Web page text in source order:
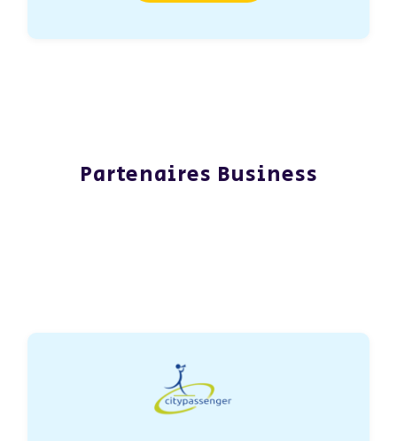
Partenaires Business